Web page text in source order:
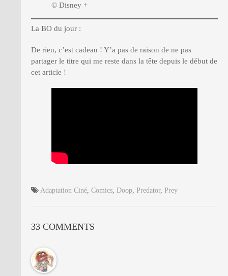
© Disney +
La BO du jour :
De rien, c’est cadeau ! Y’a pas de raison de ne pas
partager le titre qui me reste dans la tête depuis le début de
cet article !
Adaptation Ciné, Comics, Doop, Predator, Prey
33 COMMENTS